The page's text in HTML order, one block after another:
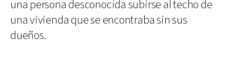
una persona desconocida subirse al techo de
una vivienda que se encontraba sin sus
dueños.